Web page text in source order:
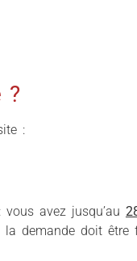
?
:
: vous avez jusqu’au
la demande doit être